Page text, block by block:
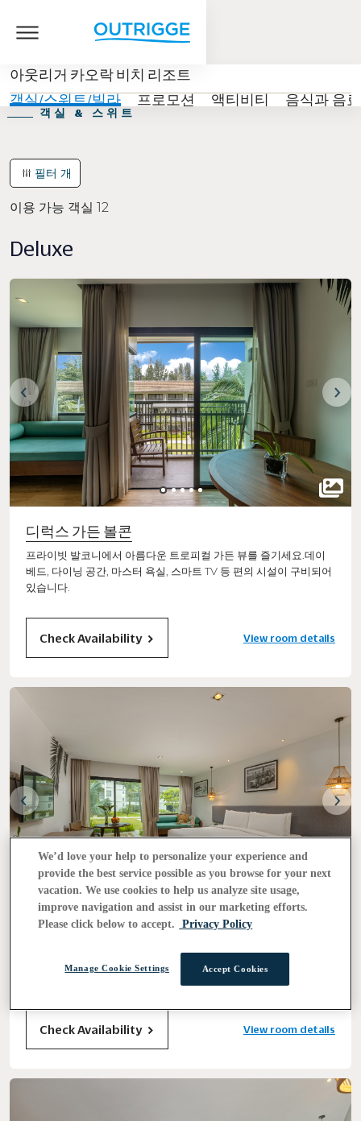
아웃리거 카오락 비치 리조트
객실/스위트/빌라
프로모션 액티비티 음식과 음료
객실 & 스위트
필터 개
이용 가능 객실 12
Deluxe
디럭스 가든 볼콘
프라이빗 발코니에서 아름다운 트로피컬 가든 뷰를 즐기세요.데이
베드, 다이닝 공간, 마스터 욕실, 스마트 TV 등 편의 시설이 구비되어
있습니다.
Check Availability View room details
오픈형 프라이빗 테라스, 아름다운 리조트 가든과 연결된 객실.다이
Check Availability View room details
We’d love your help to personalize your experience and
provide the best service possible as you browse for your next
vacation. We use cookies to help us analyze site usage,
improve navigation and assist in our marketing efforts.
Please click below to accept.
Privacy Policy
Accept Cookies
Manage Cookie Settings